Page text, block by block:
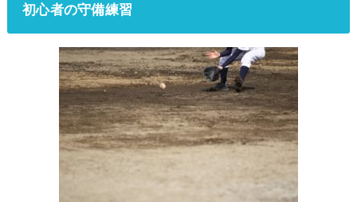
初心者の守備練習